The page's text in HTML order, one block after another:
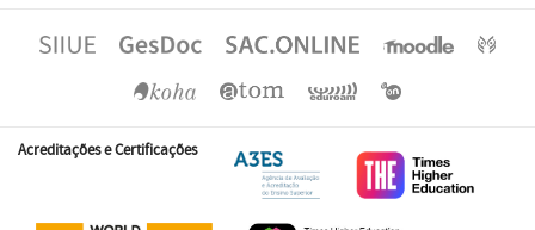
Acreditações e Certificações